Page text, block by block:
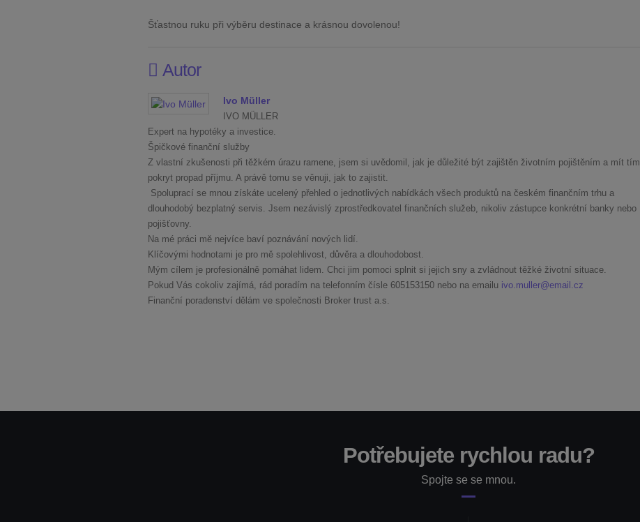
Šťastnou ruku při výběru destinace a krásnou dovolenou!
Autor
Ivo Müller
IVO MÜLLER
Expert na hypotéky a investice.
Špičkové finanční služby
Z vlastní zkušenosti při těžkém úrazu ramene, jsem si uvědomil, jak je důležité být zajištěn životním pojištěním a mít tím
pokryt propad příjmu. A právě tomu se věnuji, jak to zajistit.
Spoluprací se mnou získáte ucelený přehled o jednotlivých nabídkách všech produktů na českém finančním trhu a
dlouhodobý bezplatný servis. Jsem nezávislý zprostředkovatel finančních služeb, nikoliv zástupce konkrétní banky nebo
pojišťovny.
Na mé práci mě nejvíce baví poznávání nových lidí.
Klíčovými hodnotami je pro mě spolehlivost, důvěra a dlouhodobost.
Mým cílem je profesionálně pomáhat lidem. Chci jim pomoci splnit si jejich sny a zvládnout těžké životní situace.
Pokud Vás cokoliv zajímá, rád poradím na telefonním čísle 605153150 nebo na emailu ivo.muller@email.cz
Finanční poradenství dělám ve společnosti Broker trust a.s.
Potřebujete rychlou radu?
Spojte se se mnou.